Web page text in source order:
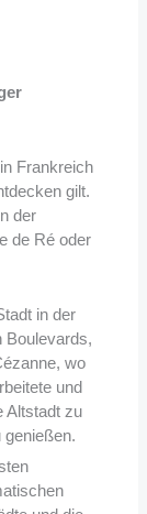
Frankreich
gilt.
der
de Ré oder
in der
Boulevards,
wo
und
Altstadt zu